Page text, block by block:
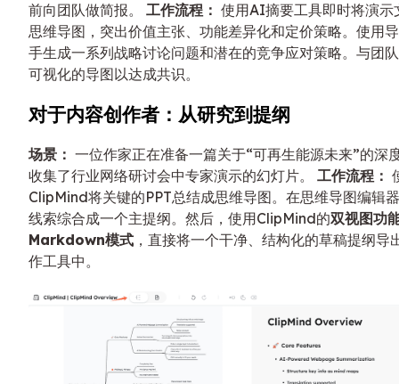
前向团队做简报。 工作流程： 使用AI摘要工具即时将演示
思维导图，突出价值主张、功能差异化和定价策略。使用
手生成一系列战略讨论问题和潜在的竞争应对策略。与团
可视化的导图以达成共识。
对于内容创作者：从研究到提纲
场景： 一位作家正在准备一篇关于“可再生能源未来”的深
收集了行业网络研讨会中专家演示的幻灯片。 工作流程：
ClipMind将关键的PPT总结成思维导图。在思维导图编辑
线索综合成一个主提纲。然后，使用ClipMind的双视图功
Markdown模式 ，直接将一个干净、结构化的草稿提纲导
作工具中。